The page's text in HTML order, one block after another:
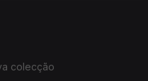
colecção